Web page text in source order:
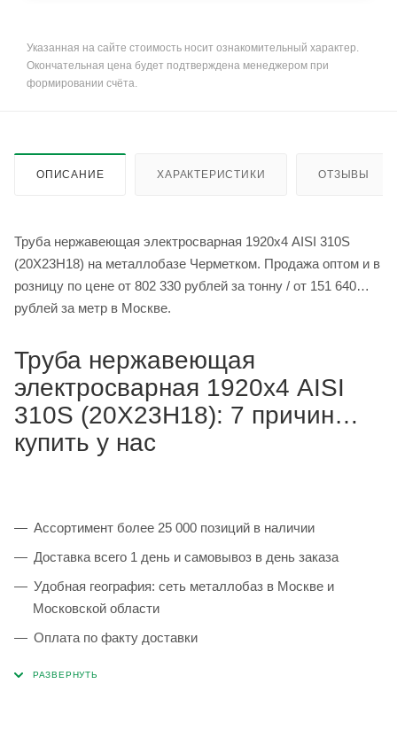
Указанная на сайте стоимость носит ознакомительный характер.
Окончательная цена будет подтверждена менеджером при
формировании счёта.
ОПИСАНИЕ ХАРАКТЕРИСТИКИ ОТЗЫВЫ
Труба нержавеющая электросварная 1920х4 AISI 310S
(20Х23Н18) на металлобазе Черметком. Продажа оптом и в
розницу по цене от 802 330 рублей за тонну / от 151 640
рублей за метр в Москве.
Труба нержавеющая
электросварная 1920х4 AISI
310S (20Х23Н18): 7 причин
купить у нас
Ассортимент более 25 000 позиций в наличии
Доставка всего 1 день и самовывоз в день заказа
Удобная география: сеть металлобаз в Москве и
Московской области
Оплата по факту доставки